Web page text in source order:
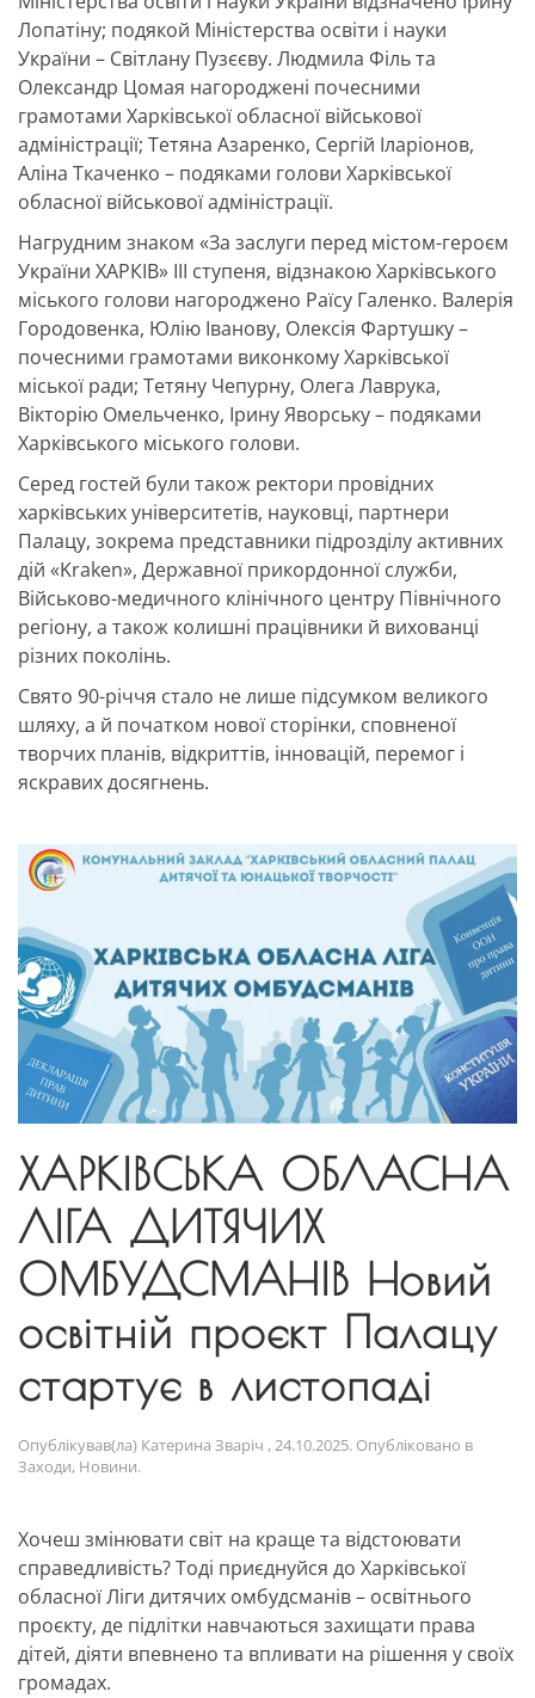
Лопатіну; подякой Міністерства освіти і науки
України – Світлану Пузєєву. Людмила Філь та
Олександр Цомая нагороджені почесними
грамотами Харківської обласної військової
адміністрації; Тетяна Азаренко, Сергій Іларіонов,
Аліна Ткаченко – подяками голови Харківської
обласної військової адміністрації.
Нагрудним знаком «За заслуги перед містом-героєм
України ХАРКІВ» ІІІ ступеня, відзнакою Харківського
міського голови нагороджено Раїсу Галенко. Валерія
Городовенка, Юлію Іванову, Олексія Фартушку –
почесними грамотами виконкому Харківської
міської ради; Тетяну Чепурну, Олега Лаврука,
Вікторію Омельченко, Ірину Яворську – подяками
Харківського міського голови.
Серед гостей були також ректори провідних
харківських університетів, науковці, партнери
Палацу, зокрема представники підрозділу активних
дій «Kraken», Державної прикордонної служби,
Військово-медичного клінічного центру Північного
регіону, а також колишні працівники й вихованці
різних поколінь.
Свято 90-річчя стало не лише підсумком великого
шляху, а й початком нової сторінки, сповненої
творчих планів, відкриттів, інновацій, перемог і
яскравих досягнень.
ХАРКІВСЬКА ОБЛАСНА
ЛІГА ДИТЯЧИХ
ОМБУДСМАНІВ Новий
освітній проєкт Палацу
стартує в листопаді
Опублікував(ла) Катерина Зваріч ,24.10.2025. Опубліковано в
Заходи, Новини.
Хочеш змінювати світ на краще та відстоювати
справедливість? Тоді приєднуйся до Харківської
обласної Ліги дитячих омбудсманів – освітнього
проєкту, де підлітки навчаються захищати права
дітей, діяти впевнено та впливати на рішення у своїх
громадах.